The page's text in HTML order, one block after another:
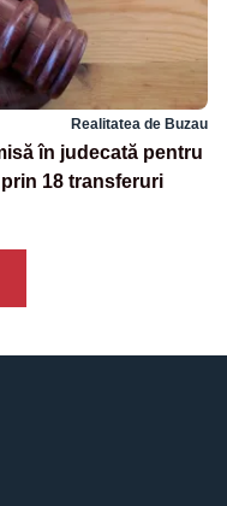
Realitatea de Buzau
în judecată pentru
18 transferuri